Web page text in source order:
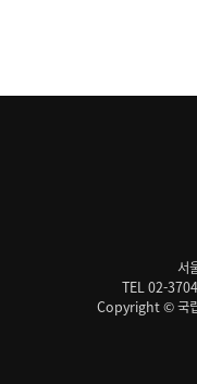
서
TEL 02-
Copyright © 국